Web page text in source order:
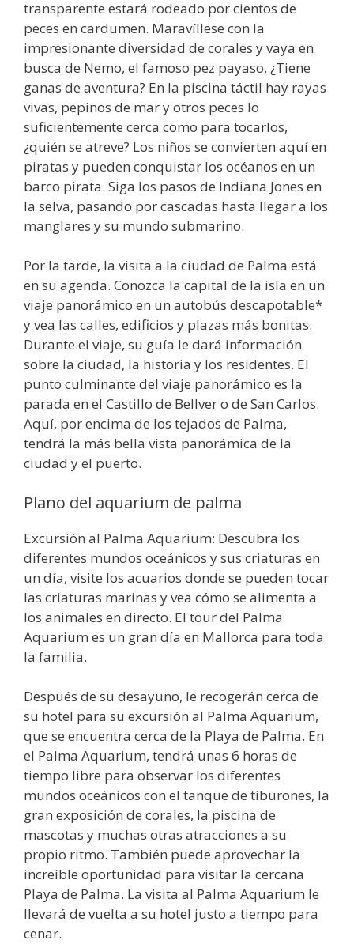
transparente estará rodeado por cientos de
peces en cardumen. Maravíllese con la
impresionante diversidad de corales y vaya en
busca de Nemo, el famoso pez payaso. ¿Tiene
ganas de aventura? En la piscina táctil hay rayas
vivas, pepinos de mar y otros peces lo
suficientemente cerca como para tocarlos,
¿quién se atreve? Los niños se convierten aquí en
piratas y pueden conquistar los océanos en un
barco pirata. Siga los pasos de Indiana Jones en
la selva, pasando por cascadas hasta llegar a los
manglares y su mundo submarino.
Por la tarde, la visita a la ciudad de Palma está
en su agenda. Conozca la capital de la isla en un
viaje panorámico en un autobús descapotable*
y vea las calles, edificios y plazas más bonitas.
Durante el viaje, su guía le dará información
sobre la ciudad, la historia y los residentes. El
punto culminante del viaje panorámico es la
parada en el Castillo de Bellver o de San Carlos.
Aquí, por encima de los tejados de Palma,
tendrá la más bella vista panorámica de la
ciudad y el puerto.
Plano del aquarium de palma
Excursión al Palma Aquarium: Descubra los
diferentes mundos oceánicos y sus criaturas en
un día, visite los acuarios donde se pueden tocar
las criaturas marinas y vea cómo se alimenta a
los animales en directo. El tour del Palma
Aquarium es un gran día en Mallorca para toda
la familia.
Después de su desayuno, le recogerán cerca de
su hotel para su excursión al Palma Aquarium,
que se encuentra cerca de la Playa de Palma. En
el Palma Aquarium, tendrá unas 6 horas de
tiempo libre para observar los diferentes
mundos oceánicos con el tanque de tiburones, la
gran exposición de corales, la piscina de
mascotas y muchas otras atracciones a su
propio ritmo. También puede aprovechar la
increíble oportunidad para visitar la cercana
Playa de Palma. La visita al Palma Aquarium le
llevará de vuelta a su hotel justo a tiempo para
cenar.